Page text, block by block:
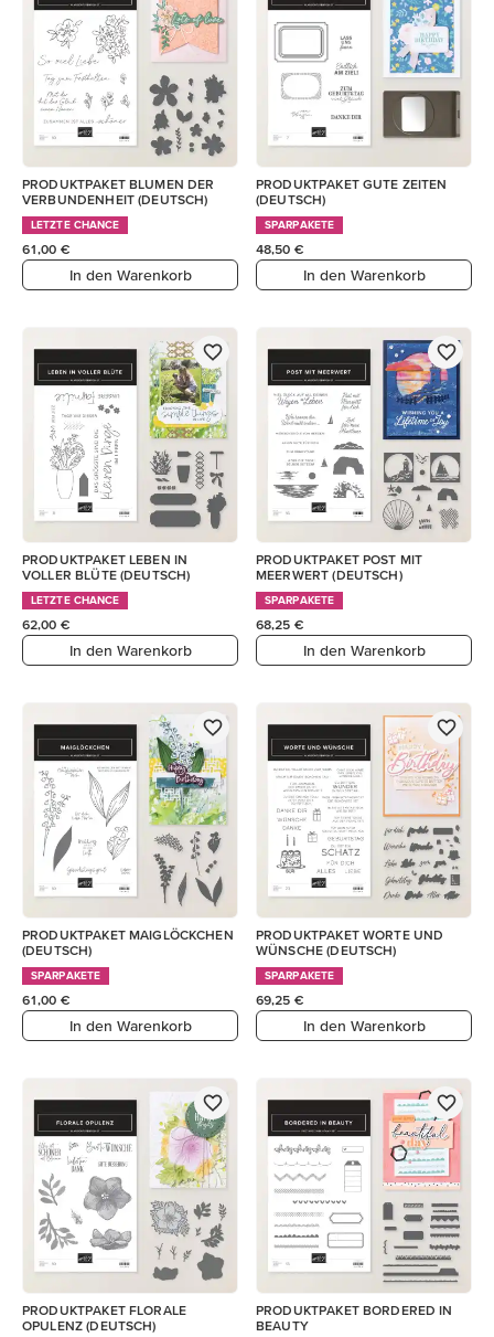
PRODUKTPAKET BLUMEN DER
VERBUNDENHEIT (DEUTSCH)
LETZTE CHANCE
61,00 €
In den Warenkorb
PRODUKTPAKET GUTE ZEITEN
(DEUTSCH)
SPARPAKETE
48,50 €
In den Warenkorb
PRODUKTPAKET LEBEN IN
VOLLER BLÜTE (DEUTSCH)
LETZTE CHANCE
62,00 €
In den Warenkorb
PRODUKTPAKET POST MIT
MEERWERT (DEUTSCH)
SPARPAKETE
68,25 €
In den Warenkorb
PRODUKTPAKET MAIGLÖCKCHEN
(DEUTSCH)
SPARPAKETE
61,00 €
In den Warenkorb
PRODUKTPAKET WORTE UND
WÜNSCHE (DEUTSCH)
SPARPAKETE
69,25 €
In den Warenkorb
PRODUKTPAKET FLORALE
OPULENZ (DEUTSCH)
PRODUKTPAKET BORDERED IN
BEAUTY